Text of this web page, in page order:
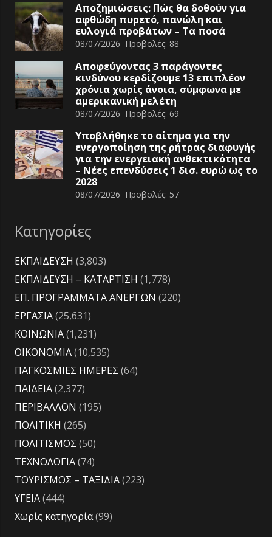
Αποζημιώσεις: Πώς θα δοθούν για
αφθώδη πυρετό, πανώλη και
ευλογιά προβάτων – Τα ποσά
08/07/2026 Προβολές: 88
Αποφεύγοντας 3 παράγοντες
κινδύνου κερδίζουμε 13 επιπλέον
χρόνια χωρίς άνοια, σύμφωνα με
αμερικανική μελέτη
08/07/2026 Προβολές: 69
Υποβλήθηκε το αίτημα για την
ενεργοποίηση της ρήτρας διαφυγής
για την ενεργειακή ανθεκτικότητα
– Νέες επενδύσεις 1 δισ. ευρώ ως το
2028
08/07/2026 Προβολές: 57
Κατηγορίες
ΕΚΠΑΙΔΕΥΣΗ (3,803)
ΕΚΠΑΙΔΕΥΣΗ – ΚΑΤΑΡΤΙΣΗ (1,778)
ΕΠ. ΠΡΟΓΡΑΜΜΑΤΑ ΑΝΕΡΓΩΝ (220)
ΕΡΓΑΣΙΑ(25,631)
ΚΟΙΝΩΝΙΑ(1,231)
ΟΙΚΟΝΟΜΙΑ(10,535)
ΠΑΓΚΟΣΜΙΕΣ ΗΜΕΡΕΣ (64)
ΠΑΙΔΕΙΑ(2,377)
ΠΕΡΙΒΑΛΛΟΝ (195)
ΠΟΛΙΤΙΚΗ (265)
ΠΟΛΙΤΙΣΜΟΣ (50)
ΤΕΧΝΟΛΟΓΙΑ(74)
ΤΟΥΡΙΣΜΟΣ – ΤΑΞΙΔΙΑ(223)
ΥΓΕΙΑ(444)
Χωρίς κατηγορία(99)